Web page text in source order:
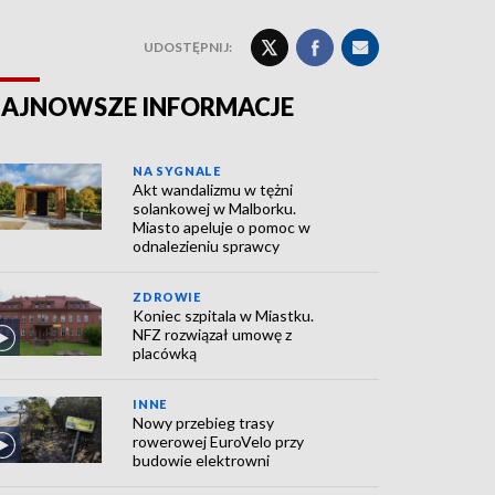
UDOSTĘPNIJ:
INFORMACJE
NA SYGNALE
Akt wandalizmu w tężni
solankowej w Malborku.
Miasto apeluje o pomoc w
odnalezieniu sprawcy
ZDROWIE
Koniec szpitala w Miastku.
NFZ rozwiązał umowę z
placówką
INNE
Nowy przebieg trasy
rowerowej EuroVelo przy
budowie elektrowni